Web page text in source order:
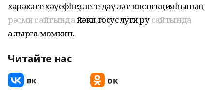
хәрәкәте хәүефһеҙлеге дәүләт инспекцияһының
рәсми сайтындайәки госуслуги.русайтында
алырға мөмкин.
Читайте нас